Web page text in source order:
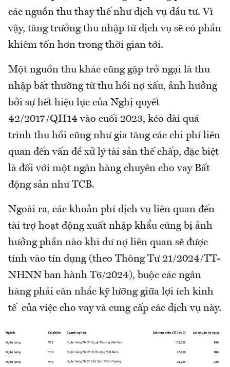
các nguồn thu thay thế như dịch vụ đầu tư. Vì
vậy, tăng trưởng thu nhập từ dịch vụ sẽ có phần
khiêm tốn hơn trong thời gian tới.
Một nguồn thu khác cũng gặp trở ngại là thu
nhập bất thường từ thu hồi nợ xấu, ảnh hưởng
bởi sự hết hiệu lực của Nghị quyết
42/2017/QH14 vào cuối 2023, kéo dài quá
trình thu hồi cũng như gia tăng các chi phí liên
quan đến vấn đề xử lý tài sản thế chấp, đặc biệt
là đối với một ngân hàng chuyên cho vay Bất
động sản như TCB.
Ngoài ra, các khoản phí dịch vụ liên quan đến
tài trợ hoạt động xuất nhập khẩu cũng bị ảnh
hưởng phần nào khi dư nợ liên quan sẽ được
tính vào tín dụng (theo Thông Tư 21/2024/TT-
NHNN ban hành T6/2024), buộc các ngân
hàng phải cân nhắc kỹ lưỡng giữa lợi ích kinh
tế của việc cho vay và cung cấp các dịch vụ này.